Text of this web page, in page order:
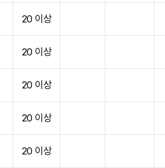
20 이상
20 이상
20 이상
20 이상
20 이상